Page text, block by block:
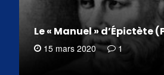
Le « Manuel » d’Épictète
15 mars 2020 1